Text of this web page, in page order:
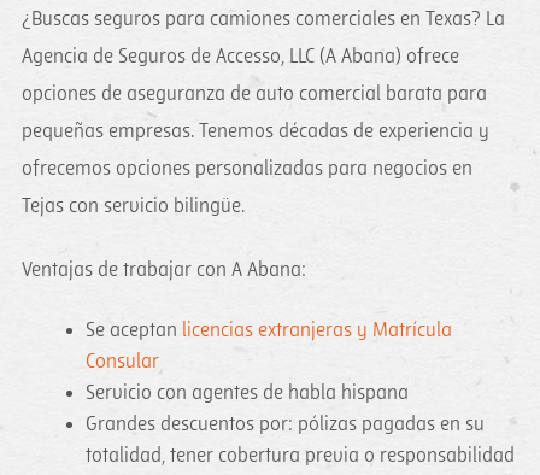
¿Buscas seguros para camiones comerciales en Texas? La
Agencia de Seguros de Accesso, LLC (A Abana) ofrece
opciones de aseguranza de auto comercial barata para
pequeñas empresas. Tenemos décadas de experiencia y
ofrecemos opciones personalizadas para negocios en
Tejas con servicio bilingüe.
Ventajas de trabajar con A Abana:
Se aceptan licencias extranjeras y Matrícula
Consular
Servicio con agentes de habla hispana
Grandes descuentos por: pólizas pagadas en su
totalidad, tener cobertura previa o responsabilidad